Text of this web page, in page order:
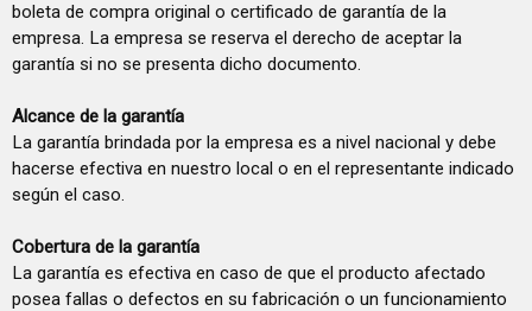
boleta de compra original o certificado de garantía de la
empresa. La empresa se reserva el derecho de aceptar la
garantía si no se presenta dicho documento.
Alcance de la garantía
La garantía brindada por la empresa es a nivel nacional y debe
hacerse efectiva en nuestro local o en el representante indicado
según el caso.
Cobertura de la garantía
La garantía es efectiva en caso de que el producto afectado
posea fallas o defectos en su fabricación o un funcionamiento